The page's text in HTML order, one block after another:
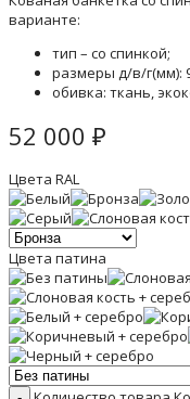
варианте:
тип – со спинкой;
размеры д/в/г(мм):
обивка: ткань,
52 000 ₽
Цвета RAL
Цвета патина